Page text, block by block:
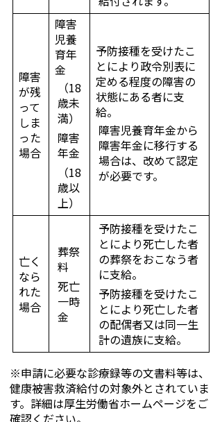
障害
が残
って
しま
った
場合
障害
児養
育年
金
（18
歳未
満）
障害
年金
（18
歳以
上）
予防接種を受けたこ
とにより政令別表に
定める程度の障害の
状態にある者に支
給。
障害児養育年金から
障害年金に移行する
場合は、改めて認定
が必要です。
亡く
なら
れた
場合
葬祭
料
死亡
一時
金
予防接種を受けたこ
とにより死亡した者
の葬祭をおこなう者
に支給。
予防接種を受けたこ
とにより死亡した者
の配偶者又は同一生
計の遺族に支給。
※申請に必要な診療録等の文書料等は、
健康被害救済給付の対象外とされていま
す。詳細は厚生労働省ホームページをご
確認ください。